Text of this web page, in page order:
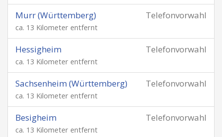
Telefonvorwahl
Murr (Württemberg)
ca. 13 Kilometer entfernt
Telefonvorwahl
Hessigheim
ca. 13 Kilometer entfernt
Telefonvorwahl
Sachsenheim (Württemberg)
ca. 13 Kilometer entfernt
Telefonvorwahl
Besigheim
ca. 13 Kilometer entfernt